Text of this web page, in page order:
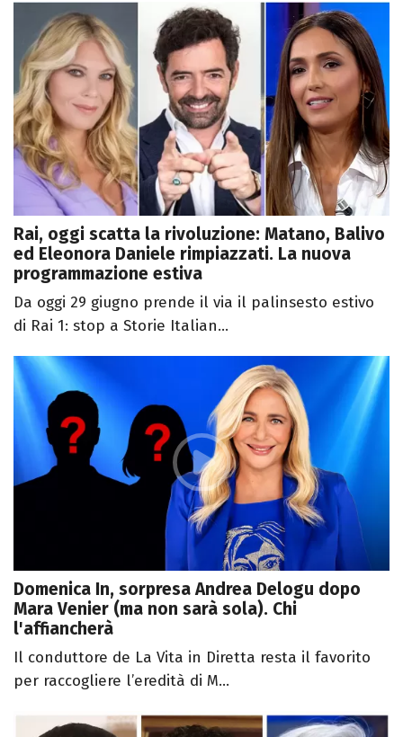
Rai, oggi scatta la rivoluzione: Matano, Balivo
ed Eleonora Daniele rimpiazzati. La nuova
programmazione estiva
Da oggi 29 giugno prende il via il palinsesto estivo
di Rai 1: stop a Storie Italian...
Domenica In, sorpresa Andrea Delogu dopo
Mara Venier (ma non sarà sola). Chi
l'affiancherà
Il conduttore de La Vita in Diretta resta il favorito
per raccogliere l’eredità di M...